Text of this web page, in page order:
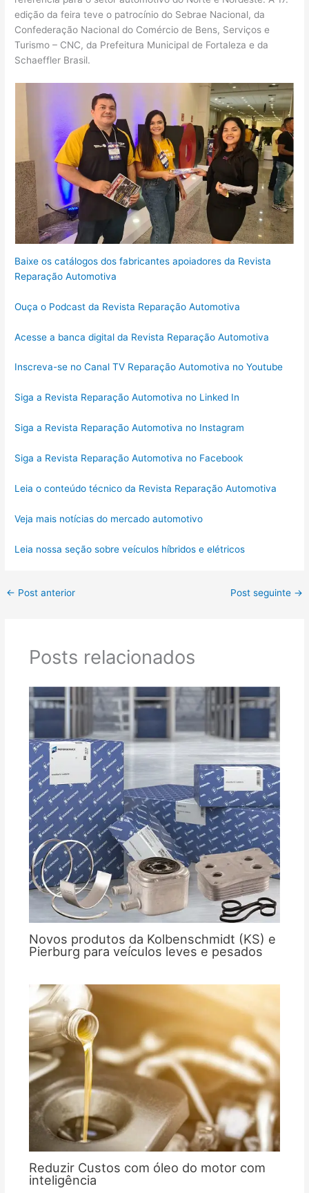
edição da feira teve o patrocínio do Sebrae Nacional, da
Confederação Nacional do Comércio de Bens, Serviços e
Turismo – CNC, da Prefeitura Municipal de Fortaleza e da
Schaeffler Brasil.
Baixe os catálogos dos fabricantes apoiadores da Revista
Reparação Automotiva
Ouça o Podcast da Revista Reparação Automotiva
Acesse a banca digital da Revista Reparação Automotiva
Inscreva-se no Canal TV Reparação Automotiva no Youtube
Siga a Revista Reparação Automotiva no Linked In
Siga a Revista Reparação Automotiva no Instagram
Siga a Revista Reparação Automotiva no Facebook
Leia o conteúdo técnico da Revista Reparação Automotiva
Veja mais notícias do mercado automotivo
Leia nossa seção sobre veículos híbridos e elétricos
← Post anterior Post seguinte →
Posts relacionados
Novos produtos da Kolbenschmidt (KS) e
Pierburg para veículos leves e pesados
Reduzir Custos com óleo do motor com
inteligência